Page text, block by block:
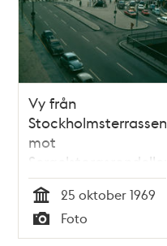
Vy från
Stockholmsterrassen
mot
Sergelstorgsrondellen
och byggandet av
Kulturhuset
Tid
25 oktober 1969
Typ
Foto